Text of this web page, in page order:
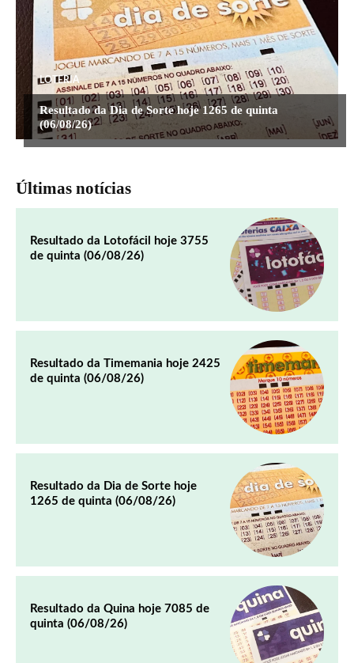
LOTERIA
Resultado da Dia de Sorte hoje 1265 de quinta
(06/08/26)
Últimas notícias
Resultado da Lotofácil hoje 3755
de quinta (06/08/26)
Resultado da Timemania hoje 2425
de quinta (06/08/26)
Resultado da Dia de Sorte hoje
1265 de quinta (06/08/26)
Resultado da Quina hoje 7085 de
quinta (06/08/26)